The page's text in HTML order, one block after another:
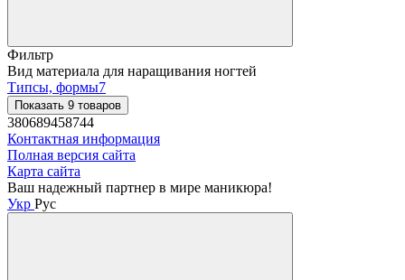
Фильтр
Вид материала для наращивания ногтей
Типсы, формы7
Показать 9 товаров
380689458744
Контактная информация
Полная версия сайта
Карта сайта
Ваш надежный партнер в мире маникюра!
Укр Рус